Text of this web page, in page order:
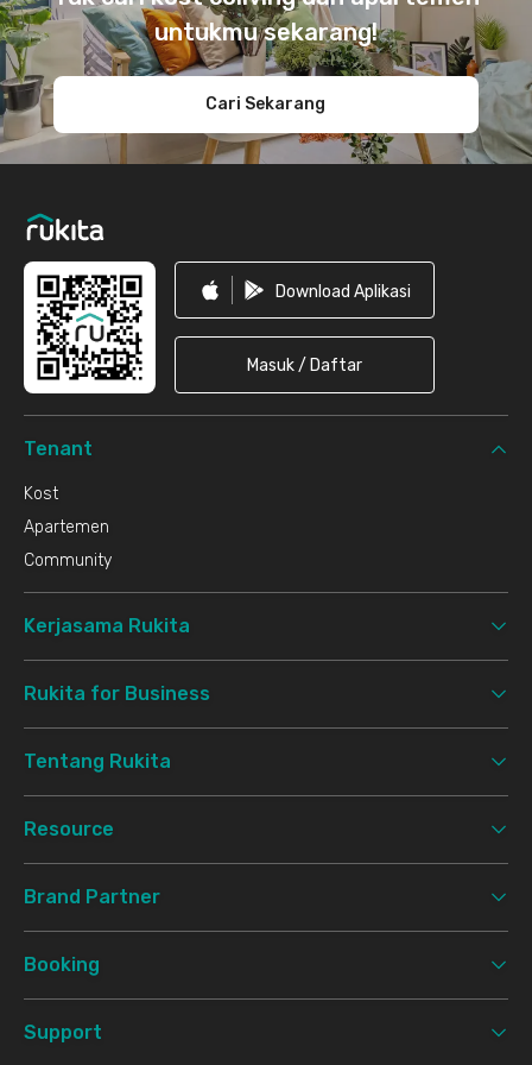
untukmu sekarang!
Cari Sekarang
Download Aplikasi
Masuk / Daftar
Tenant
Kost
Apartemen
Community
Kerjasama Rukita
Rukita for Business
Tentang Rukita
Resource
Brand Partner
Booking
Support